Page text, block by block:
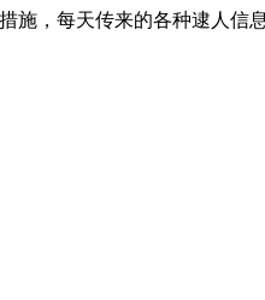
施，每天传来的各种逮人信